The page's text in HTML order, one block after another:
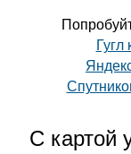
С картой